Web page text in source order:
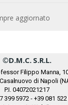
aggiornato
©D.M.C. S.r.l.
Filippo Manna,
di Napoli
P.I. 04072021217
399 5972 - +39 081